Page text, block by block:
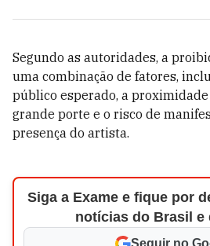
Segundo as autoridades, a
uma combinação de fatores,
público esperado, a
grande porte e o risco de
presença do artista.
Siga a Exame e fique por
notícias do Brasil e
Seguir no